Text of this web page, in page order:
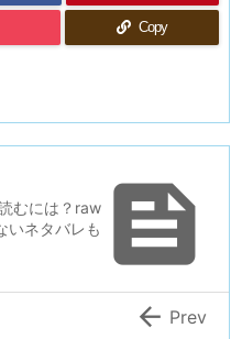
Copy

むには？raw
いネタバレも
 Prev